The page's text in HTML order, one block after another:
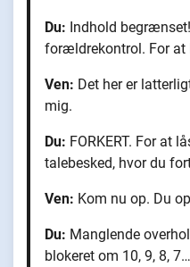
Du: Indhold
forældrekontrol. For at
Ven: Det her er
mig.
Du: FORKERT. For at
talebesked, hvor du
Ven: Kom nu op. Du
Du: Manglende
blokeret om 10, 9, 8,